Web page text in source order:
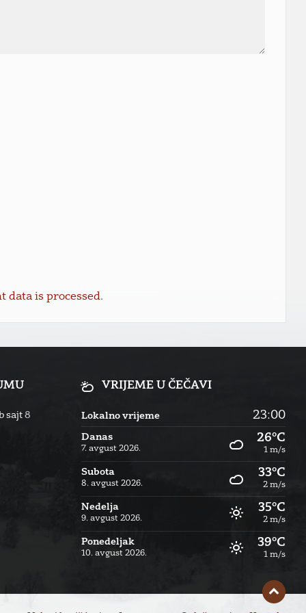
data is processed.
sajt 8
VRIJEME U ČEČAVI
Lokalno vrijeme 23:00
Danas
7. avgust 2026.
26°C
1 m/s
Subota
8. avgust 2026.
33°C
2 m/s
Nedelja
9. avgust 2026.
35°C
2 m/s
Ponedeljak
10. avgust 2026.
39°C
1 m/s